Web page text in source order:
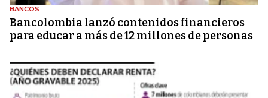
BANCOS
Bancolombia lanzó contenidos financieros
para educar a más de 12 millones de personas